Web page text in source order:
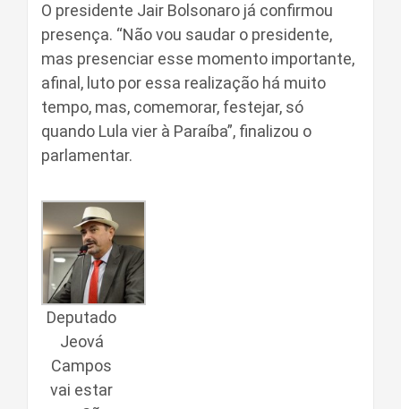
O presidente Jair Bolsonaro já confirmou
presença. “Não vou saudar o presidente,
mas presenciar esse momento importante,
afinal, luto por essa realização há muito
tempo, mas, comemorar, festejar, só
quando Lula vier à Paraíba”, finalizou o
parlamentar.
Deputado
Jeová
Campos
vai estar